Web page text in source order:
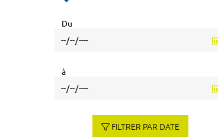
Du
à
FILTRER PAR DATE